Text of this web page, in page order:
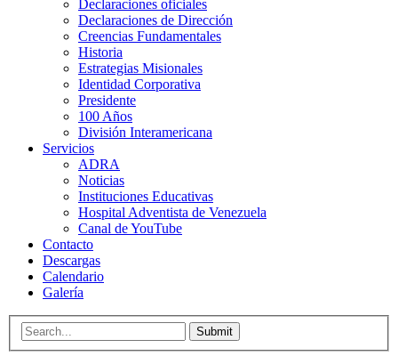
Declaraciones oficiales
Declaraciones de Dirección
Creencias Fundamentales
Historia
Estrategias Misionales
Identidad Corporativa
Presidente
100 Años
División Interamericana
Servicios
ADRA
Noticias
Instituciones Educativas
Hospital Adventista de Venezuela
Canal de YouTube
Contacto
Descargas
Calendario
Galería
Submit